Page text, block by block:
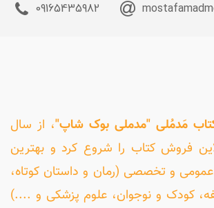
09165435982
کتاب مَدمُلی "مدملی بوک شاپ"، از سال
فروش کتاب را شروع کرد و بهترین
عمومی و تخصصی (رمان و داستان کوتاه،
کودک و نوجوان، علوم پزشکی و ....)